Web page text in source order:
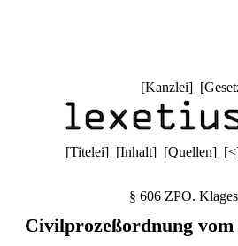
[Kanzlei] [
[Titelei] [Inhalt] [Quellen] [<
§ 606 ZPO.
Civilprozeßordnung vom